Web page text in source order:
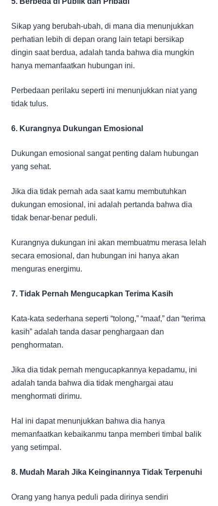
Sikap yang berubah-ubah, di mana dia menunjukkan
perhatian lebih di depan orang lain tetapi bersikap
dingin saat berdua, adalah tanda bahwa dia mungkin
hanya memanfaatkan hubungan ini.
Perbedaan perilaku seperti ini menunjukkan niat yang
tidak tulus.
6. Kurangnya Dukungan Emosional
Dukungan emosional sangat penting dalam hubungan
yang sehat.
Jika dia tidak pernah ada saat kamu membutuhkan
dukungan emosional, ini adalah pertanda bahwa dia
tidak benar-benar peduli.
Kurangnya dukungan ini akan membuatmu merasa lelah
secara emosional, dan hubungan ini hanya akan
menguras energimu.
7. Tidak Pernah Mengucapkan Terima Kasih
Kata-kata sederhana seperti “tolong,” “maaf,” dan “terima
kasih” adalah tanda dasar penghargaan dan
penghormatan.
Jika dia tidak pernah mengucapkannya kepadamu, ini
adalah tanda bahwa dia tidak menghargai atau
menghormati dirimu.
Hal ini dapat menunjukkan bahwa dia hanya
memanfaatkan kebaikanmu tanpa memberi timbal balik
yang setimpal.
8. Mudah Marah Jika Keinginannya Tidak Terpenuhi
Orang yang hanya peduli pada dirinya sendiri